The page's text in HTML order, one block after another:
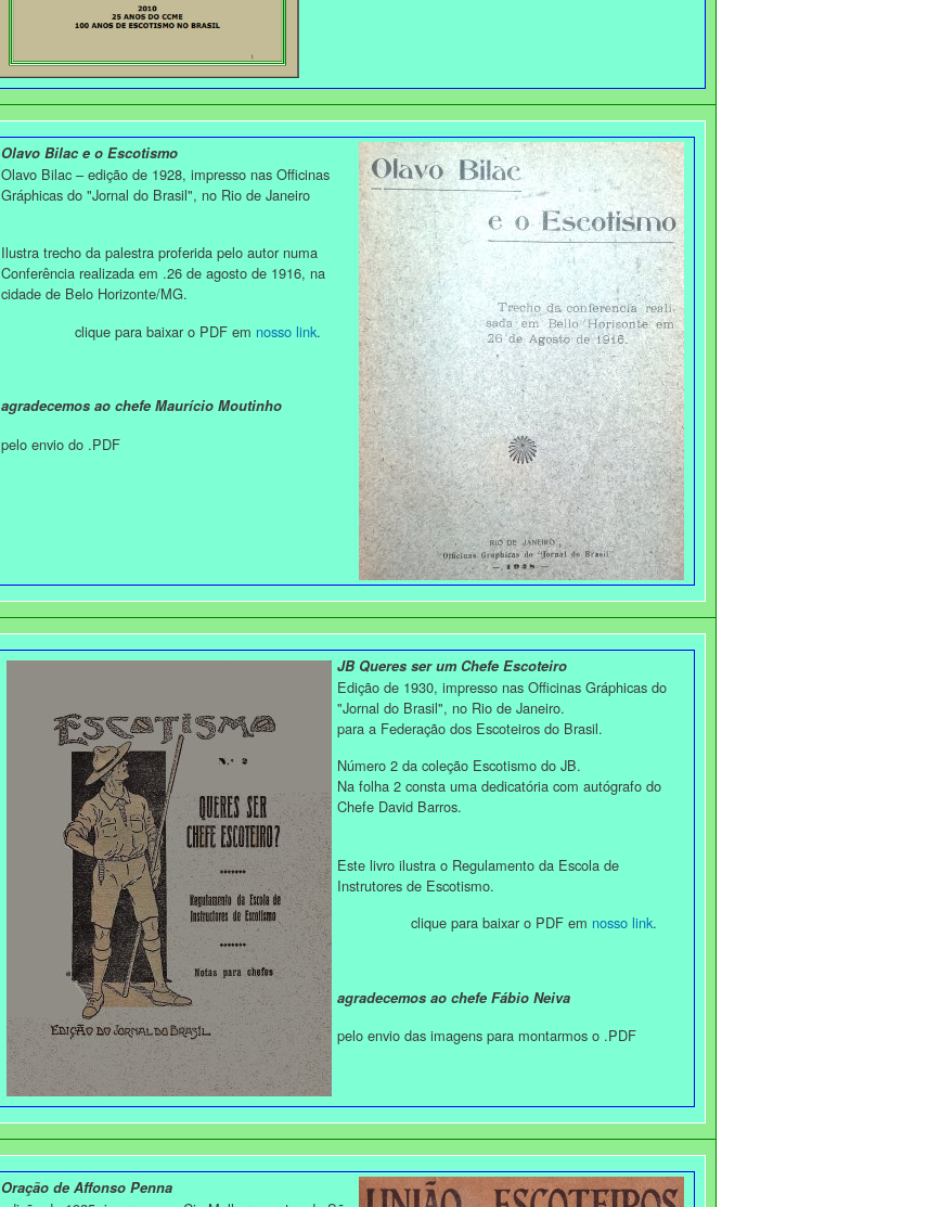
Olavo Bilac e o Escotismo
Olavo Bilac – edição de 1928, impresso nas Officinas
Gráphicas do "Jornal do Brasil", no Rio de Janeiro
Ilustra trecho da palestra proferida pelo autor numa
Conferência realizada em .26 de agosto de 1916, na
cidade de Belo Horizonte/MG.
clique para baixar o PDF em nosso link.
agradecemos ao chefe Maurício Moutinho
pelo envio do .PDF
JB Queres ser um Chefe Escoteiro
Edição de 1930, impresso nas Officinas Gráphicas do
"Jornal do Brasil", no Rio de Janeiro.
para a Federação dos Escoteiros do Brasil.
Número 2 da coleção Escotismo do JB.
Na folha 2 consta uma dedicatória com autógrafo do
Chefe David Barros.
Este livro ilustra o Regulamento da Escola de
Instrutores de Escotismo.
clique para baixar o PDF em nosso link.
agradecemos ao chefe Fábio Neiva
pelo envio das imagens para montarmos o .PDF
Oração de Affonso Penna